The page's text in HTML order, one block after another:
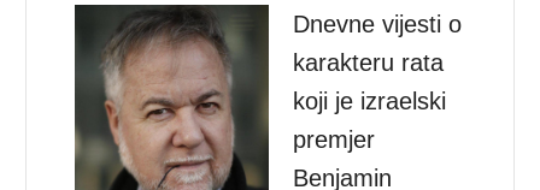
Dnevne vijesti o
karakteru rata
koji je izraelski
premjer
Benjamin